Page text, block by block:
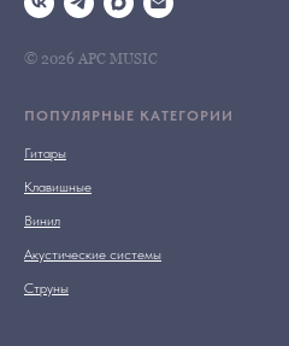
© 2026 АРС MUSIC
ПОПУЛЯРНЫЕ КАТЕГОРИИ
Гитары
Клавишные
Винил
Акустические системы
Струны